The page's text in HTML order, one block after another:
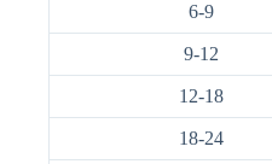
6-9
9-12
12-18
18-24